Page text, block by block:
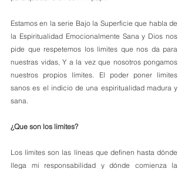
Estamos en la serie Bajo la Superficie que habla de
la Espiritualidad Emocionalmente Sana y Dios nos
pide que respetemos los limites que nos da para
nuestras vidas, Y a la vez que nosotros pongamos
nuestros propios límites. El poder poner limites
sanos es el indicio de una espiritualidad madura y
sana.
¿Que son los limites?
Los límites son las líneas que definen hasta dónde
llega mi responsabilidad y dónde comienza la